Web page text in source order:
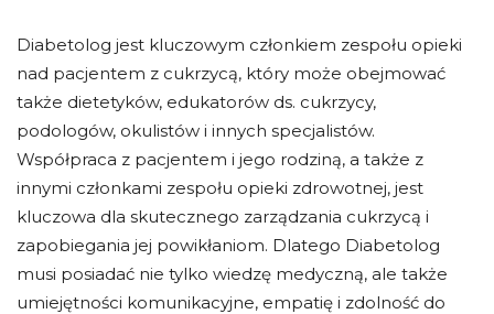
Diabetolog jest kluczowym członkiem zespołu opieki
nad pacjentem z cukrzycą, który może obejmować
także dietetyków, edukatorów ds. cukrzycy,
podologów, okulistów i innych specjalistów.
Współpraca z pacjentem i jego rodziną, a także z
innymi członkami zespołu opieki zdrowotnej, jest
kluczowa dla skutecznego zarządzania cukrzycą i
zapobiegania jej powikłaniom. Dlatego Diabetolog
musi posiadać nie tylko wiedzę medyczną, ale także
umiejętności komunikacyjne, empatię i zdolność do